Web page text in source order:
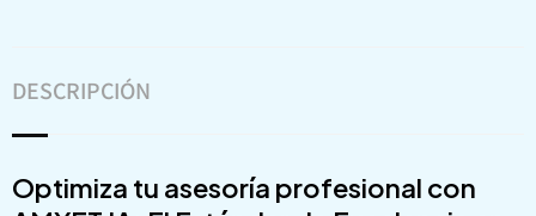
DESCRIPCIÓN
Optimiza tu asesoría profesional con